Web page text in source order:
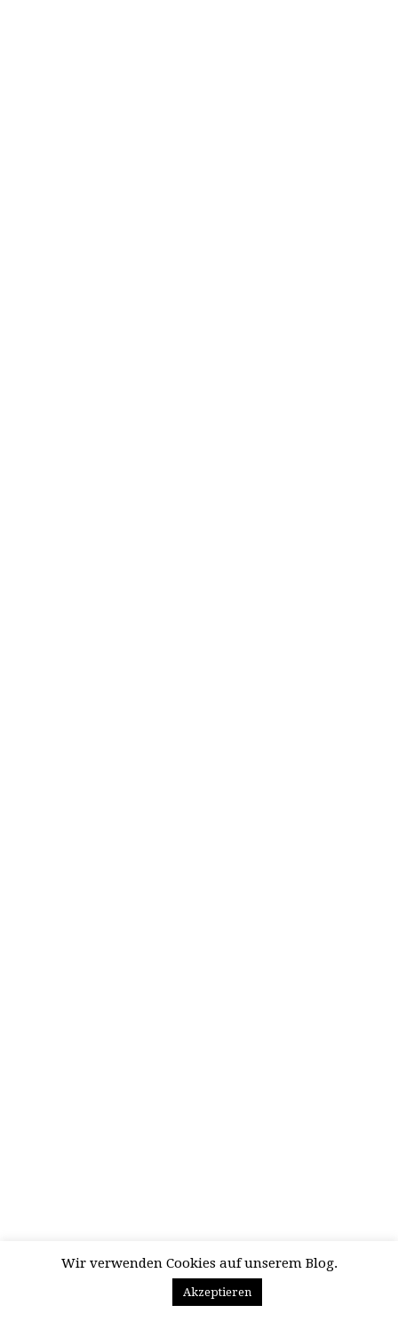
Wir verwenden Cookies auf unserem Blog.
Akzeptieren